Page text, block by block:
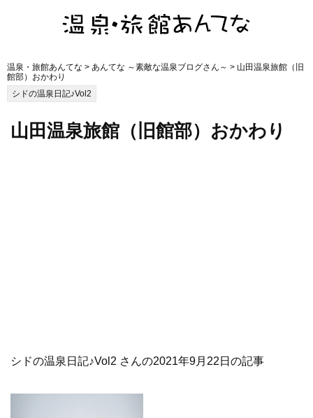
温泉・旅館あんてな > あんてな ～素敵な温泉ブログさん～ > 山田温泉旅館（旧
館部）おかわり
シドの温泉日記♪Vol2
山田温泉旅館（旧館部）おかわり
シドの温泉日記♪Vol2 さんの2021年9月22日の記事